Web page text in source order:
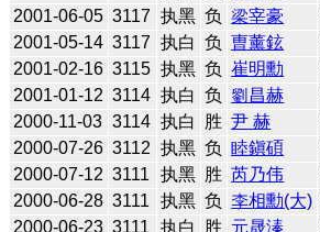
2001-06-05 3117 执黑 负 梁宰豪
2001-05-14 3117 执白 负 曺薰鉉
2001-02-16 3115 执黑 负 崔明勳
2001-01-12 3114 执白 负 劉昌赫
2000-11-03 3114 执白 胜 尹 赫
2000-07-26 3112 执黑 负 睦鎭碩
2000-07-12 3111 执黑 胜 芮乃伟
2000-06-28 3111 执黑 负 李相勳(大)
2000-06-23 3111 执白 胜 元晟溱